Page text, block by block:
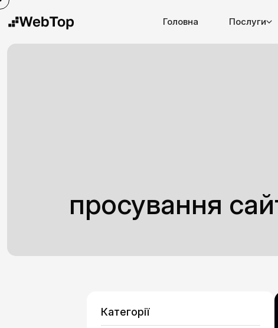
Головна Послуги
просування
Категорії